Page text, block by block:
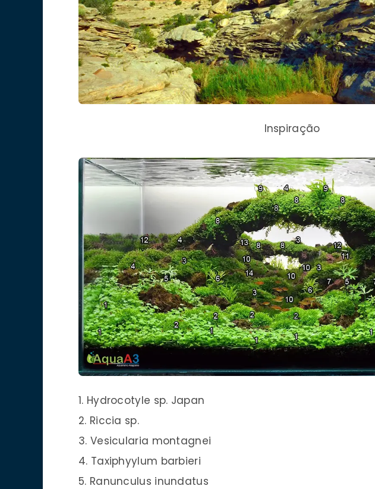
Inspiração
1. Hydrocotyle sp. Japan
2. Riccia sp.
3. Vesicularia montagnei
4. Taxiphyylum barbieri
5. Ranunculus inundatus